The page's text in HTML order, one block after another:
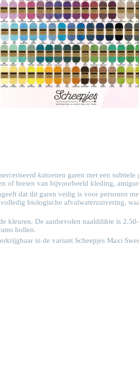
katoenen garen met een
of breien van bijvoorbeeld kleding,
dat dit garen veilig is voor personen
biologische afvalwaterzuivering,
kleuren. De aanbevolen naalddikte is
bollen.
in de variant Scheepjes Maxi